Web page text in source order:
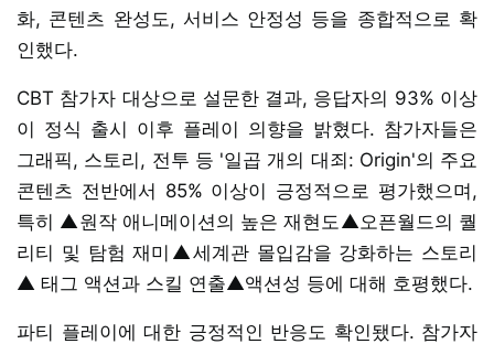
화, 콘텐츠 완성도, 서비스 안정성 등을 종합적으로 확
인했다.
CBT 참가자 대상으로 설문한 결과, 응답자의 93% 이상
이 정식 출시 이후 플레이 의향을 밝혔다. 참가자들은
그래픽, 스토리, 전투 등 '일곱 개의 대죄: Origin'의 주요
콘텐츠 전반에서 85% 이상이 긍정적으로 평가했으며,
특히 ▲원작 애니메이션의 높은 재현도▲오픈월드의 퀄
리티 및 탐험 재미▲세계관 몰입감을 강화하는 스토리
▲ 태그 액션과 스킬 연출▲액션성 등에 대해 호평했다.
파티 플레이에 대한 긍정적인 반응도 확인됐다. 참가자